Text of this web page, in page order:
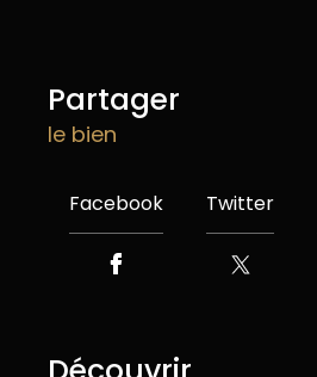
partager
le bien
Facebook Twitter